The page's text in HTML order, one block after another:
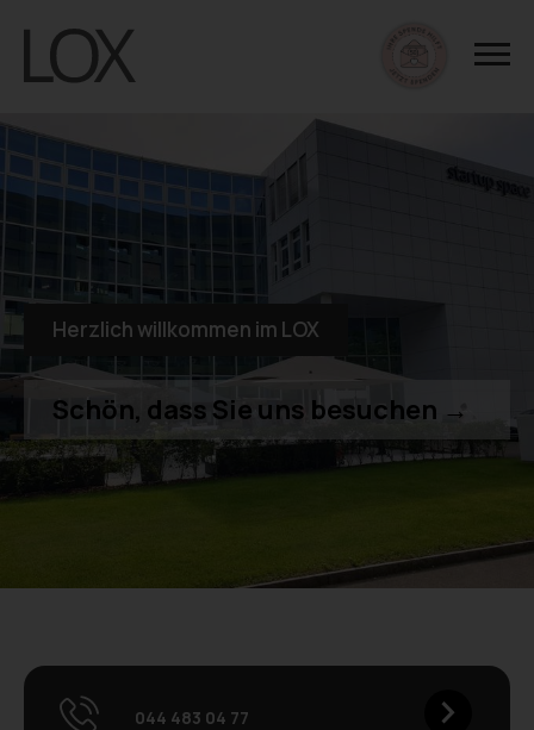
Herzlich willkommen im LOX
Schön, dass Sie uns besuchen →
044 483 04 77